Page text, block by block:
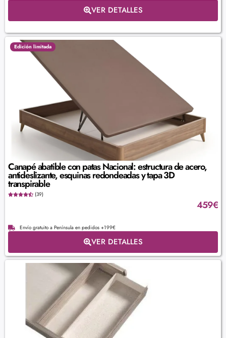
VER DETALLES
Edición limitada
Canapé abatible con patas Nacional: estructura de acero,
antideslizante, esquinas redondeadas y tapa 3D
transpirable
(39)
459€
Envío gratuito a Península en pedidos +199€
VER DETALLES